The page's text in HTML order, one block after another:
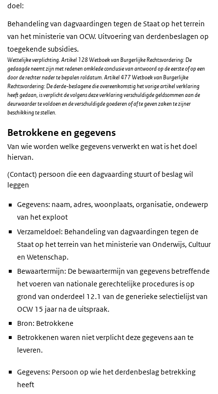
doel:
Behandeling van dagvaardingen tegen de Staat op het terrein
van het ministerie van OCW. Uitvoering van derdenbeslagen op
toegekende subsidies.
Wettelijke verplichting. Artikel 128 Wetboek van Burgerlijke Rechtsvordering: De
gedaagde neemt zijn met redenen omklede conclusie van antwoord op de eerste of op een
door de rechter nader te bepalen roldatum. Artikel 477 Wetboek van Burgerlijke
Rechtsvordering: De derde-beslagene die overeenkomstig het vorige artikel verklaring
heeft gedaan, is verplicht de volgens deze verklaring verschuldigde geldsommen aan de
deurwaarder te voldoen en de verschuldigde goederen of af te geven zaken te zijner
beschikking te stellen.
Betrokkene en gegevens
Van wie worden welke gegevens verwerkt en wat is het doel
hiervan.
(Contact) persoon die een dagvaarding stuurt of beslag wil
leggen
Gegevens: naam, adres, woonplaats, organisatie, ondewerp
van het exploot
Verzameldoel: Behandeling van dagvaardingen tegen de
Staat op het terrein van het ministerie van Onderwijs, Cultuur
en Wetenschap.
Bewaartermijn: De bewaartermijn van gegevens betreffende
het voeren van nationale gerechtelijke procedures is op
grond van onderdeel 12.1 van de generieke selectielijst van
OCW 15 jaar na de uitspraak.
Bron: Betrokkene
Betrokkenen waren niet verplicht deze gegevens aan te
leveren.
Gegevens: Persoon op wie het derdenbeslag betrekking
heeft